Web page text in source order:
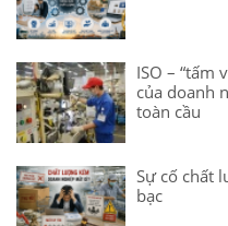
ISO – “tấm
của doanh
toàn cầu
Sự cố chất
bạc